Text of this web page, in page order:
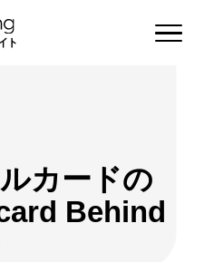
ト
カードの
Behind